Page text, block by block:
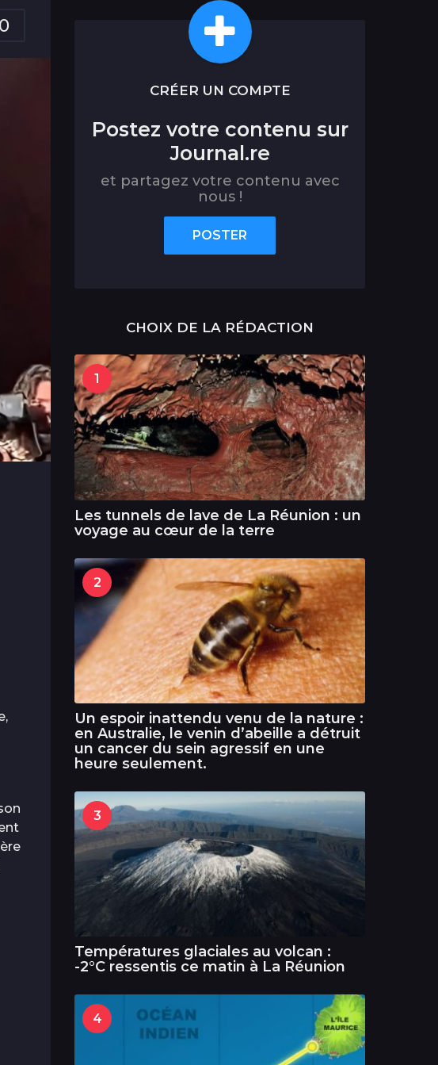
0
CRÉER UN COMPTE
Postez votre contenu sur
Journal.re
et partagez votre contenu avec
nous !
POSTER
CHOIX DE LA RÉDACTION
1
Les tunnels de lave de La Réunion : un
voyage au cœur de la terre
2
Un espoir inattendu venu de la nature :
en Australie, le venin d’abeille a détruit
un cancer du sein agressif en une
heure seulement.
3
Températures glaciales au volcan :
-2°C ressentis ce matin à La Réunion
4